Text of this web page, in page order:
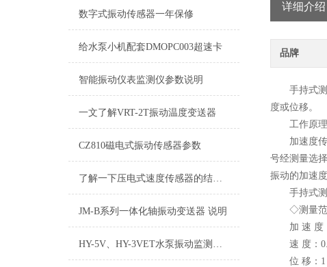
数字式振动传感器一年保修
给水泵小机配套DMOPC003超速卡
智能振动仪表监测仪参数说明
一文了解VRT-2T振动温度变送器
CZ810磁电式振动传感器参数
了解一下压电式速度传感器的结构组成吧
JM-B系列一体化轴振动变送器 说明
HY-5V、HY-3VET水泵振动监测保护仪
详细介绍
品牌
手持式测振
度或位移。
工作原理
加速度传感
号经测量选
振动的加速
手持式测
◇测量
加 速 度：
速 度：0.1
位 移：1